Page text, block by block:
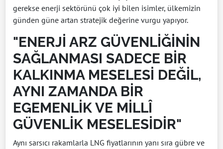
gerekse enerji sektörünü çok iyi bilen isimler, ülkemizin
günden güne artan stratejik değerine vurgu yapıyor.
"ENERJİ ARZ GÜVENLİĞİNİN
SAĞLANMASI SADECE BİR
KALKINMA MESELESİ DEĞİL,
AYNI ZAMANDA BİR
EGEMENLİK VE MİLLÎ
GÜVENLİK MESELESİDİR"
Aynı sarsıcı rakamlarla LNG fiyatlarının yanı sıra gübre ve